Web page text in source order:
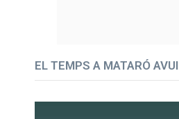
EL TEMPS A MATARÓ AVUI